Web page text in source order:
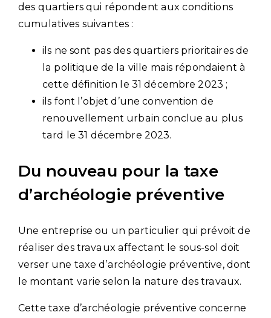
des quartiers qui répondent aux conditions
cumulatives suivantes :
ils ne sont pas des quartiers prioritaires de
la politique de la ville mais répondaient à
cette définition le 31 décembre 2023 ;
ils font l’objet d’une convention de
renouvellement urbain conclue au plus
tard le 31 décembre 2023.
Du nouveau pour la taxe
d’archéologie préventive
Une entreprise ou un particulier qui prévoit de
réaliser des travaux affectant le sous-sol doit
verser une taxe d’archéologie préventive, dont
le montant varie selon la nature des travaux.
Cette taxe d’archéologie préventive concerne